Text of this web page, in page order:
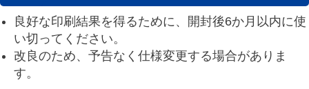
良好な印刷結果を得るために、開封後6か月以内に使
い切ってください。
改良のため、予告なく仕様変更する場合がありま
す。